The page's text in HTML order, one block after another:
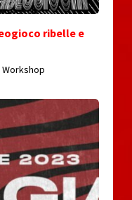
ribelle e
Workshop